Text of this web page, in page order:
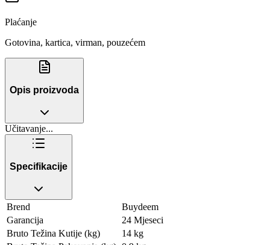
Plaćanje
Gotovina, kartica, virman, pouzećem
Opis proizvoda
Učitavanje...
Specifikacije
Brend
Buydeem
Garancija
24 Mjeseci
Bruto Težina Kutije (kg)
14 kg